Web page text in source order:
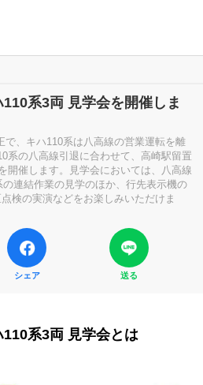
系3両 見学会を開催しま
で、キハ110系は八高線の営業運転を離
系の八高線引退に合わせて、高崎駅留置
開催します。見学会においては、八高線
連結作業の見学のほか、行先表示機の
検の実演などをお楽しみいただけま
シェア 送る
系3両 見学会とは